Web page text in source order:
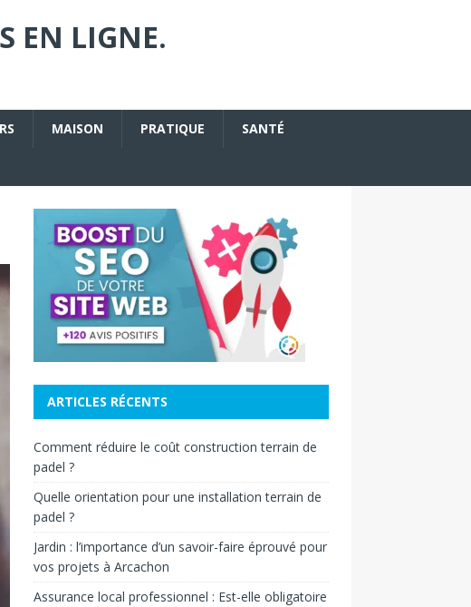
EN LIGNE.
MAISON PRATIQUE SANTÉ
ARTICLES RÉCENTS
Comment réduire le coût construction terrain de
padel ?
Quelle orientation pour une installation terrain de
padel ?
Jardin : l’importance d’un savoir-faire éprouvé pour
vos projets à Arcachon
Assurance local professionnel : Est-elle obligatoire